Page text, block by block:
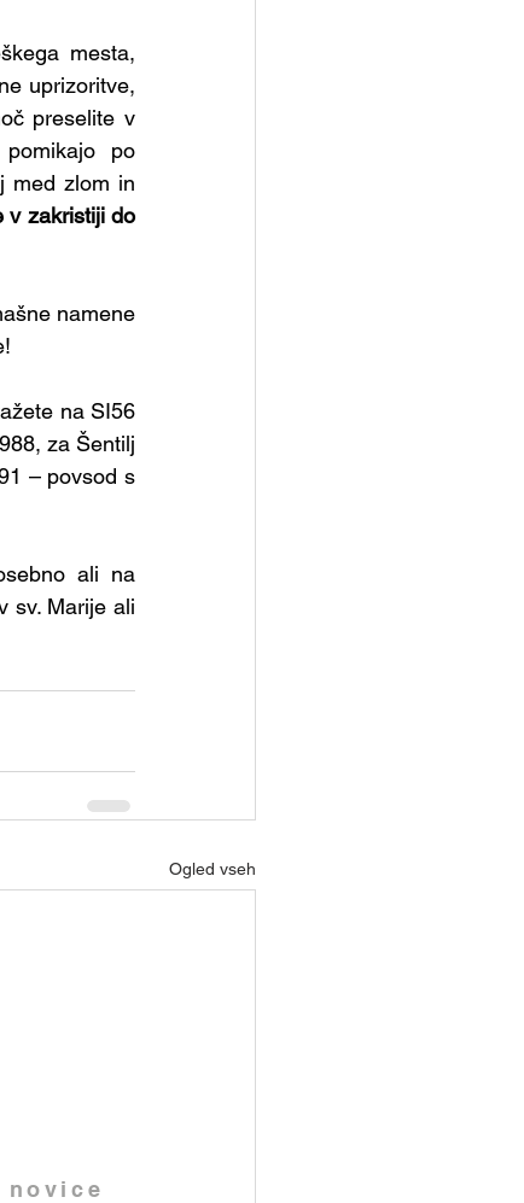
mesta,
uprizoritve,
preselite v
po
med zlom in
v zakristiji do
namene
na SI56
za Šentilj
– povsod s
ali na
sv. Marije ali
Ogled vseh
novice